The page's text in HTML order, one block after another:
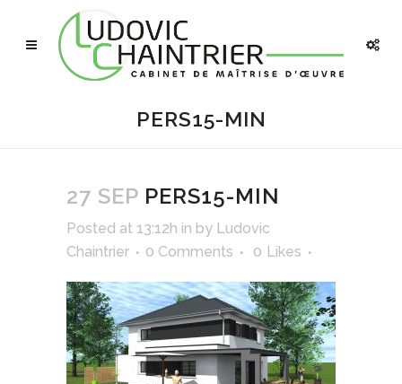
PERS15-MIN
27 SEP PERS15-MIN
Posted at 13:12h in by Ludovic
Chaintrier
0 Comments 0 Likes